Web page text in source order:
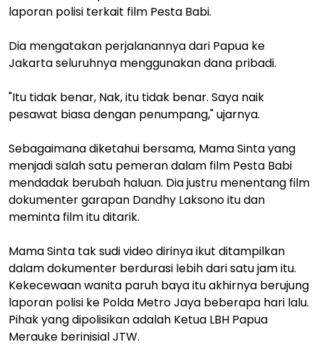
laporan polisi terkait film Pesta Babi.
Dia mengatakan perjalanannya dari Papua ke
Jakarta seluruhnya menggunakan dana pribadi.
"Itu tidak benar, Nak, itu tidak benar. Saya naik
pesawat biasa dengan penumpang," ujarnya.
Sebagaimana diketahui bersama, Mama Sinta yang
menjadi salah satu pemeran dalam film Pesta Babi
mendadak berubah haluan. Dia justru menentang film
dokumenter garapan Dandhy Laksono itu dan
meminta film itu ditarik.
Mama Sinta tak sudi video dirinya ikut ditampilkan
dalam dokumenter berdurasi lebih dari satu jam itu.
Kekecewaan wanita paruh baya itu akhirnya berujung
laporan polisi ke Polda Metro Jaya beberapa hari lalu.
Pihak yang dipolisikan adalah Ketua LBH Papua
Merauke berinisial JTW.